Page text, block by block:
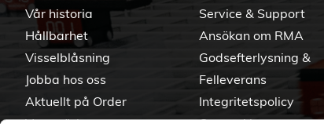
Vår historia
Hållbarhet
Visselblåsning
Jobba hos oss
Aktuellt på Order
Service & Support
Ansökan om RMA
Godsefterlysning &
Felleverans
Integritetspolicy